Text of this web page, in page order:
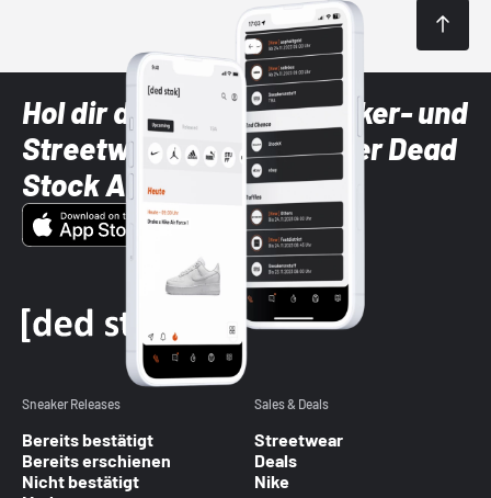
Hol dir die neuesten Sneaker- und
Streetwear-Brands mit der Dead
Stock App
Sneaker Releases
Bereits bestätigt
Bereits erschienen
Nicht bestätigt
Sales & Deals
Streetwear
Deals
Nike